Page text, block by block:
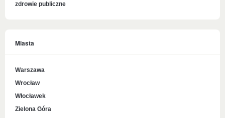
zdrowie publiczne
Miasta
Warszawa
Wrocław
Włocławek
Zielona Góra